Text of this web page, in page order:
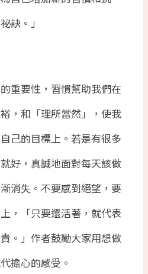
訣。」
重要性，習慣幫助我們在
，和「理所當然」，使我
己的目標上。若是有很多
好，真誠地面對每天該做
消失。不要感到絕望，要
，「只要還活著，就代表
。」作者鼓勵大家用想做
擔心的感受。